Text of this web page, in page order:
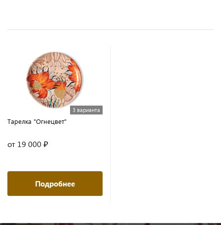
3 варианта
Тарелка "Огнецвет"
от 19 000 ₽
Подробнее